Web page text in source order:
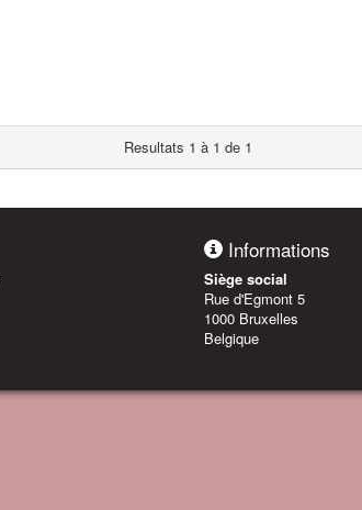
Resultats 1 à 1 de 1
Informations
Siège social
Rue d'Egmont 5
1000 Bruxelles
Belgique